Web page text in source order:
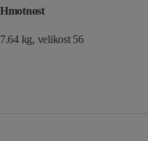
Hmotnost
7.64 kg, velikost 56